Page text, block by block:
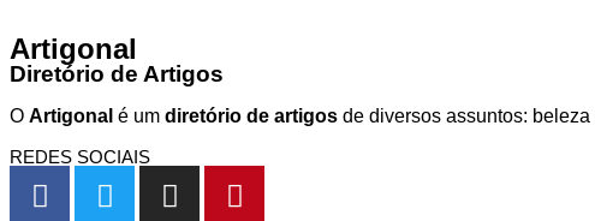
Artigonal
Diretório de Artigos
O Artigonal é um diretório de artigos de diversos assuntos:
REDES SOCIAIS